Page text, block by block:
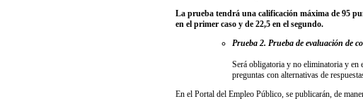
La prueba tendrá una calificación máxima de 95
en el primer caso y de 22,5 en el segundo.
Prueba 2. Prueba de evaluación de
Será obligatoria y no eliminatoria y en
preguntas con alternativas de
En el Portal del Empleo Público, se publicarán, de